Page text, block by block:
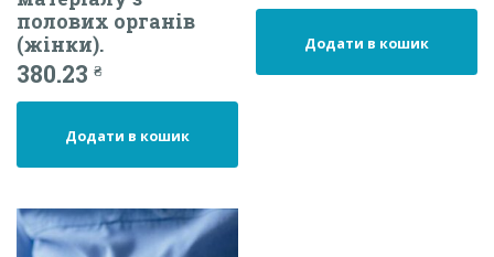
полових органів
(жінки).
380.23 ₴
Додати в кошик
Додати в кошик